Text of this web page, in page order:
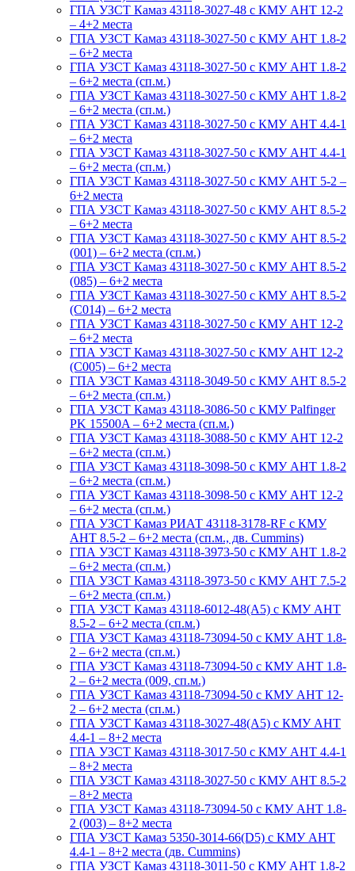
ГПА УЗСТ Камаз 43118-3027-48 с КМУ АНТ 12-2
– 4+2 места
ГПА УЗСТ Камаз 43118-3027-50 с КМУ АНТ 1.8-2
– 6+2 места
ГПА УЗСТ Камаз 43118-3027-50 с КМУ АНТ 1.8-2
– 6+2 места (сп.м.)
ГПА УЗСТ Камаз 43118-3027-50 с КМУ АНТ 1.8-2
– 6+2 места (сп.м.)
ГПА УЗСТ Камаз 43118-3027-50 с КМУ АНТ 4.4-1
– 6+2 места
ГПА УЗСТ Камаз 43118-3027-50 с КМУ АНТ 4.4-1
– 6+2 места (сп.м.)
ГПА УЗСТ Камаз 43118-3027-50 с КМУ АНТ 5-2 –
6+2 места
ГПА УЗСТ Камаз 43118-3027-50 с КМУ АНТ 8.5-2
– 6+2 места
ГПА УЗСТ Камаз 43118-3027-50 с КМУ АНТ 8.5-2
(001) – 6+2 места (сп.м.)
ГПА УЗСТ Камаз 43118-3027-50 с КМУ АНТ 8.5-2
(085) – 6+2 места
ГПА УЗСТ Камаз 43118-3027-50 с КМУ АНТ 8.5-2
(С014) – 6+2 места
ГПА УЗСТ Камаз 43118-3027-50 с КМУ АНТ 12-2
– 6+2 места
ГПА УЗСТ Камаз 43118-3027-50 с КМУ АНТ 12-2
(С005) – 6+2 места
ГПА УЗСТ Камаз 43118-3049-50 с КМУ АНТ 8.5-2
– 6+2 места (сп.м.)
ГПА УЗСТ Камаз 43118-3086-50 с КМУ Palfinger
PK 15500A – 6+2 места (сп.м.)
ГПА УЗСТ Камаз 43118-3088-50 с КМУ АНТ 12-2
– 6+2 места (сп.м.)
ГПА УЗСТ Камаз 43118-3098-50 с КМУ АНТ 1.8-2
– 6+2 места (сп.м.)
ГПА УЗСТ Камаз 43118-3098-50 с КМУ АНТ 12-2
– 6+2 места (сп.м.)
ГПА УЗСТ Камаз РИАТ 43118-3178-RF с КМУ
АНТ 8.5-2 – 6+2 места (сп.м., дв. Cummins)
ГПА УЗСТ Камаз 43118-3973-50 с КМУ АНТ 1.8-2
– 6+2 места (сп.м.)
ГПА УЗСТ Камаз 43118-3973-50 с КМУ АНТ 7.5-2
– 6+2 места (сп.м.)
ГПА УЗСТ Камаз 43118-6012-48(А5) с КМУ АНТ
8.5-2 – 6+2 места (сп.м.)
ГПА УЗСТ Камаз 43118-73094-50 с КМУ АНТ 1.8-
2 – 6+2 места (сп.м.)
ГПА УЗСТ Камаз 43118-73094-50 с КМУ АНТ 1.8-
2 – 6+2 места (009, сп.м.)
ГПА УЗСТ Камаз 43118-73094-50 с КМУ АНТ 12-
2 – 6+2 места (сп.м.)
ГПА УЗСТ Камаз 43118-3027-48(A5) с КМУ АНТ
4.4-1 – 8+2 места
ГПА УЗСТ Камаз 43118-3017-50 с КМУ АНТ 4.4-1
– 8+2 места
ГПА УЗСТ Камаз 43118-3027-50 с КМУ АНТ 8.5-2
– 8+2 места
ГПА УЗСТ Камаз 43118-73094-50 с КМУ АНТ 1.8-
2 (003) – 8+2 места
ГПА УЗСТ Камаз 5350-3014-66(D5) с КМУ АНТ
4.4-1 – 8+2 места (дв. Cummins)
ГПА УЗСТ Камаз 43118-3011-50 с КМУ АНТ 1.8-2